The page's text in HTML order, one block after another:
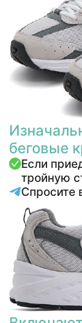
беговые
Если
тройную
Спросите